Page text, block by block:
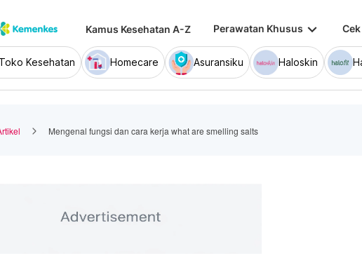
Kamus Kesehatan A-Z Perawatan Khusus keyboard_arrow_down
Toko Kesehatan Homecare Asuransiku Haloskin
Mengenal fungsi dan cara kerja what are smelling salts